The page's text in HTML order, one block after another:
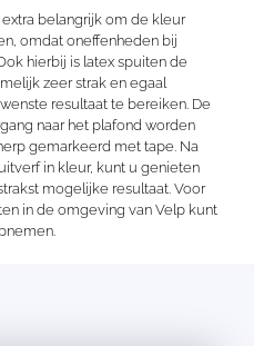
belangrijk om de kleur
omdat oneffenheden bij
hierbij is latex spuiten de
zeer strak en egaal
resultaat te bereiken. De
naar het plafond worden
gemarkeerd met tape. Na
in kleur, kunt u genieten
mogelijke resultaat. Voor
in de omgeving van Velp kunt